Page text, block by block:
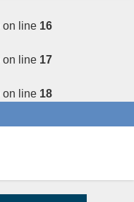
on line 16
on line 17
on line 18